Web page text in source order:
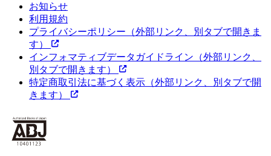
お知らせ
利用規約
プライバシーポリシー （外部リンク、別タブで開きま
す）
インフォマティブデータガイドライン （外部リンク、
別タブで開きます）
特定商取引法に基づく表示 （外部リンク、別タブで開
きます）